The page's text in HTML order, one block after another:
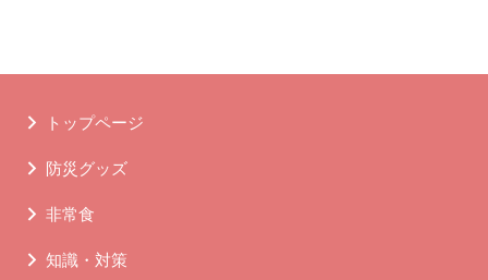
トップページ
防災グッズ
非常食
知識・対策